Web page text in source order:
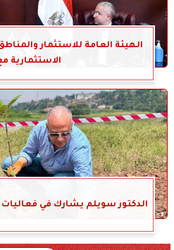
الهيئة العامة للاستثمار
الاستثمارية
الدكتور سويلم يشارك في فعاليات